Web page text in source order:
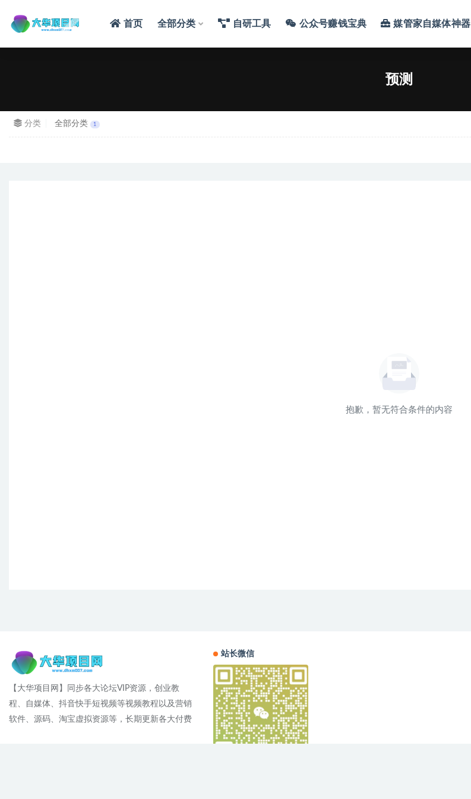
首页 全部分类 自研工具 公众号赚钱宝典 媒管家自媒体神器
预测
分类 全部分类 1
抱歉，暂无符合条件的内容
【大华项目网】同步各大论坛VIP资源，创业教
程、自媒体、抖音快手短视频等视频教程以及营销
软件、源码、淘宝虚拟资源等，长期更新各大付费
站长微信